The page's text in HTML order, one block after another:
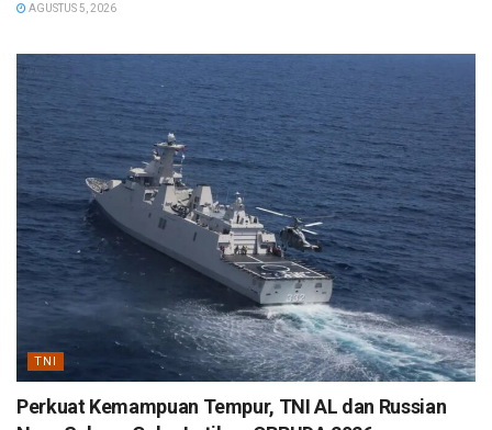
AGUSTUS 5, 2026
TNI
Perkuat Kemampuan Tempur, TNI AL dan Russian